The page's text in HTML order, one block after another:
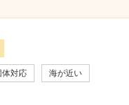
体対応 海が近い